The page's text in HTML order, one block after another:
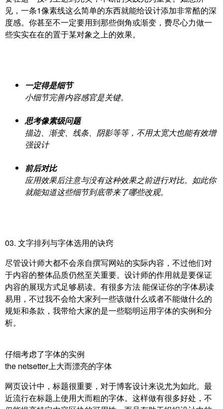
见，一条1像素线这么简单的东西就能给设计添加非常酷的深
度感。你甚至不一定要用到那些倒角或渐变，费尽心力做一
些实实在在的置于某对象之上的效果。
一定得是细节
小细节完善内容感官是关键。
思考像素级问题
描边、渐变、线条、阴影等等，不用太宽大也能有效增
强设计
前后对比
应用效果后注意与没有这种效果之前进行对比。如此你
就能知道这些细节到底带来了哪些改观。
03. 文字排列与字体选用的诀窍
尽管设计师大都不会亲自撰写网站的实际内容，不过他们对
于内容的整体品质仍然至关重要。设计师的作用就是要保证
内容的展现方式足够易读。有很多方法 能保证你的字体易读
易用，不过我不会给大家列一些该做什么或者不能做什么的
规矩和条款，我带给大家的是一些聪明运用字体的实例和分
析。
仔细考虑了字体的实例
the netsetter上大而漂亮的字体
网页设计中，标题很重要，对于博客设计来说尤为如此。最
近流行在标题上使用大而粗的字体。这样做有很多好处，不